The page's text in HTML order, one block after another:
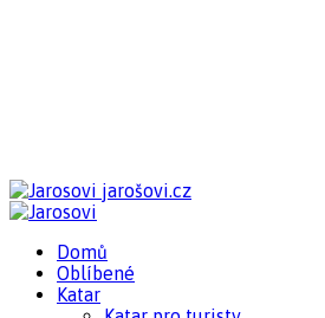
jarošovi.cz
Domů
Oblíbené
Katar